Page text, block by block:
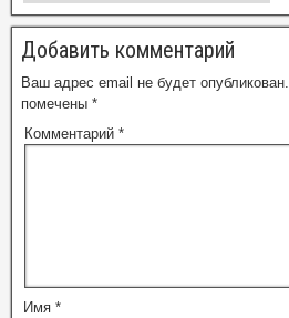
Добавить комментарий
Ваш адрес email не будет опубликован.
помечены *
Комментарий *
Имя *